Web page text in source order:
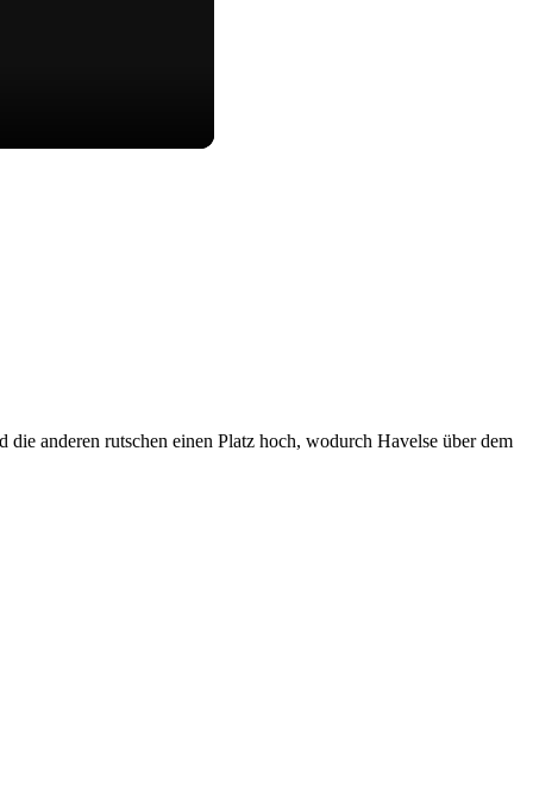
anderen rutschen einen Platz hoch, wodurch Havelse über dem